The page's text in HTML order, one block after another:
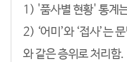
1) '품사별 현황' 통계
2) ‘어미’와 ‘접사’는
와 같은 층위로 처리함.